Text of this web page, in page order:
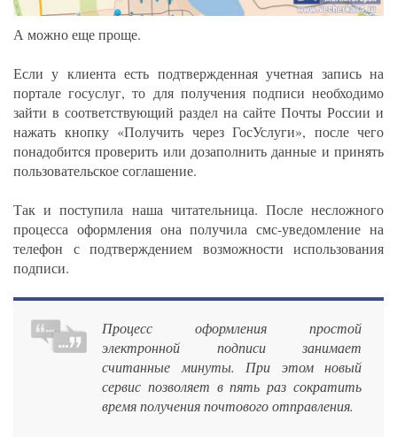
А можно еще проще.
Если у клиента есть подтвержденная учетная запись на
портале госуслуг, то для получения подписи необходимо
зайти в соответствующий раздел на сайте Почты России и
нажать кнопку «Получить через ГосУслуги», после чего
понадобится проверить или дозаполнить данные и принять
пользовательское соглашение.
Так и поступила наша читательница. После несложного
процесса оформления она получила смс-уведомление на
телефон с подтверждением возможности использования
подписи.
Процесс оформления простой
электронной подписи занимает
считанные минуты. При этом новый
сервис позволяет в пять раз сократить
время получения почтового отправления.